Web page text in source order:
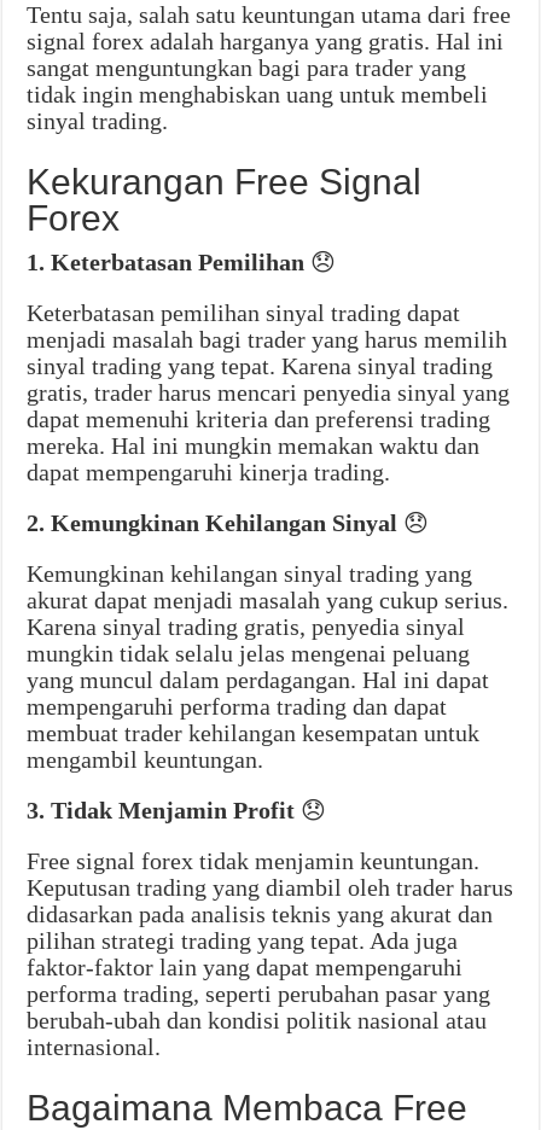
Tentu saja, salah satu keuntungan utama dari free
signal forex adalah harganya yang gratis. Hal ini
sangat menguntungkan bagi para trader yang
tidak ingin menghabiskan uang untuk membeli
sinyal trading.
Kekurangan Free Signal
Forex
1. Keterbatasan Pemilihan 😞
Keterbatasan pemilihan sinyal trading dapat
menjadi masalah bagi trader yang harus memilih
sinyal trading yang tepat. Karena sinyal trading
gratis, trader harus mencari penyedia sinyal yang
dapat memenuhi kriteria dan preferensi trading
mereka. Hal ini mungkin memakan waktu dan
dapat mempengaruhi kinerja trading.
2. Kemungkinan Kehilangan Sinyal 😞
Kemungkinan kehilangan sinyal trading yang
akurat dapat menjadi masalah yang cukup serius.
Karena sinyal trading gratis, penyedia sinyal
mungkin tidak selalu jelas mengenai peluang
yang muncul dalam perdagangan. Hal ini dapat
mempengaruhi performa trading dan dapat
membuat trader kehilangan kesempatan untuk
mengambil keuntungan.
3. Tidak Menjamin Profit 😞
Free signal forex tidak menjamin keuntungan.
Keputusan trading yang diambil oleh trader harus
didasarkan pada analisis teknis yang akurat dan
pilihan strategi trading yang tepat. Ada juga
faktor-faktor lain yang dapat mempengaruhi
performa trading, seperti perubahan pasar yang
berubah-ubah dan kondisi politik nasional atau
internasional.
Bagaimana Membaca Free